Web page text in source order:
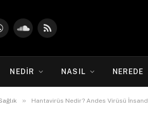
SoundCloud
RSS
NEDIR NASIL NEREDE
» Hantavirüs Nedir? Andes Virüsü